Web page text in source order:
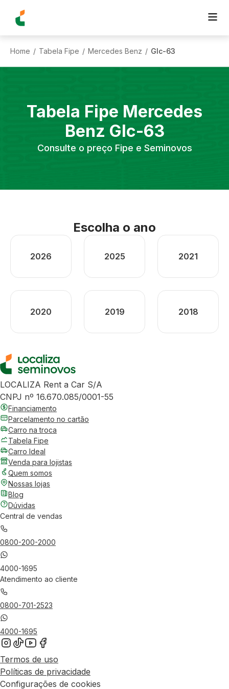
Home / Tabela Fipe / Mercedes Benz / Glc-63
Tabela Fipe Mercedes
Benz Glc-63
Consulte o preço Fipe e Seminovos
Escolha o ano
2026 2025 2021
2020 2019 2018
LOCALIZA Rent a Car S/A
CNPJ nº 16.670.085/0001-55
Financiamento
Parcelamento no cartão
Carro na troca
Tabela Fipe
Carro Ideal
Venda para lojistas
Quem somos
Nossas lojas
Blog
Dúvidas
Central de vendas
0800-200-2000
4000-1695
Atendimento ao cliente
0800-701-2523
4000-1695
Termos de uso
Políticas de privacidade
Configurações de cookies